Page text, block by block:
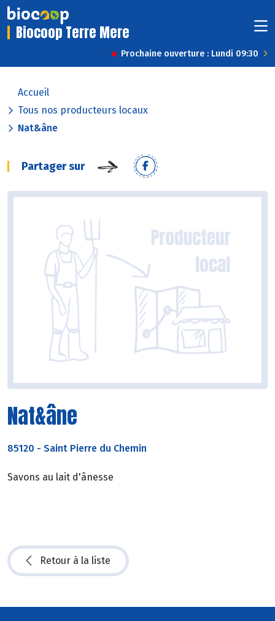
Biocoop Terre Mere
Prochaine ouverture : Lundi 09:30
Accueil
Tous nos producteurs locaux
Nat&âne
Partager sur
Nat&âne
85120 - Saint Pierre du Chemin
Savons au lait d'ânesse
Retour à la liste